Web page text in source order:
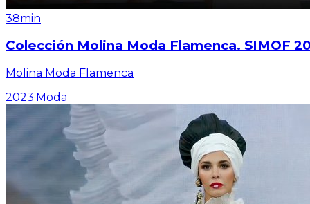
38min
Colección Molina Moda Flamenca. SIMOF
Molina Moda Flamenca
2023· Moda